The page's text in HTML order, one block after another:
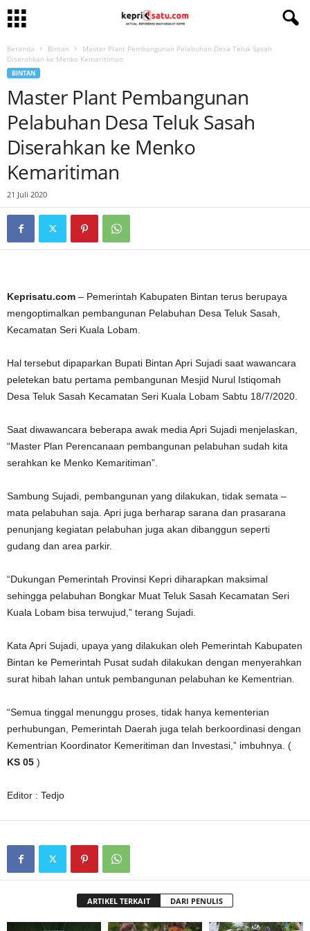
Beranda Bintan
Master Plant Pembangunan Pelabuhan Desa Teluk Sasah
Diserahkan ke Menko Kemaritiman
BINTAN
Master Plant Pembangunan
Pelabuhan Desa Teluk Sasah
Diserahkan ke Menko
Kemaritiman
21 Juli 2020
Keprisatu.com – Pemerintah Kabupaten Bintan terus berupaya
mengoptimalkan pembangunan Pelabuhan Desa Teluk Sasah,
Kecamatan Seri Kuala Lobam.
Hal tersebut dipaparkan Bupati Bintan Apri Sujadi saat wawancara
peletekan batu pertama pembangunan Mesjid Nurul Istiqomah
Desa Teluk Sasah Kecamatan Seri Kuala Lobam Sabtu 18/7/2020.
Saat diwawancara beberapa awak media Apri Sujadi menjelaskan,
“Master Plan Perencanaan pembangunan pelabuhan sudah kita
serahkan ke Menko Kemaritiman”.
Sambung Sujadi, pembangunan yang dilakukan, tidak semata –
mata pelabuhan saja. Apri juga berharap sarana dan prasarana
penunjang kegiatan pelabuhan juga akan dibanggun seperti
gudang dan area parkir.
“Dukungan Pemerintah Provinsi Kepri diharapkan maksimal
sehingga pelabuhan Bongkar Muat Teluk Sasah Kecamatan Seri
Kuala Lobam bisa terwujud,” terang Sujadi.
Kata Apri Sujadi, upaya yang dilakukan oleh Pemerintah Kabupaten
Bintan ke Pemerintah Pusat sudah dilakukan dengan menyerahkan
surat hibah lahan untuk pembangunan pelabuhan ke Kementrian.
“Semua tinggal menunggu proses, tidak hanya kementerian
perhubungan, Pemerintah Daerah juga telah berkoordinasi dengan
Kementrian Koordinator Kemeritiman dan Investasi,” imbuhnya. (
KS 05 )
Editor : Tedjo
ARTIKEL TERKAIT DARI PENULIS